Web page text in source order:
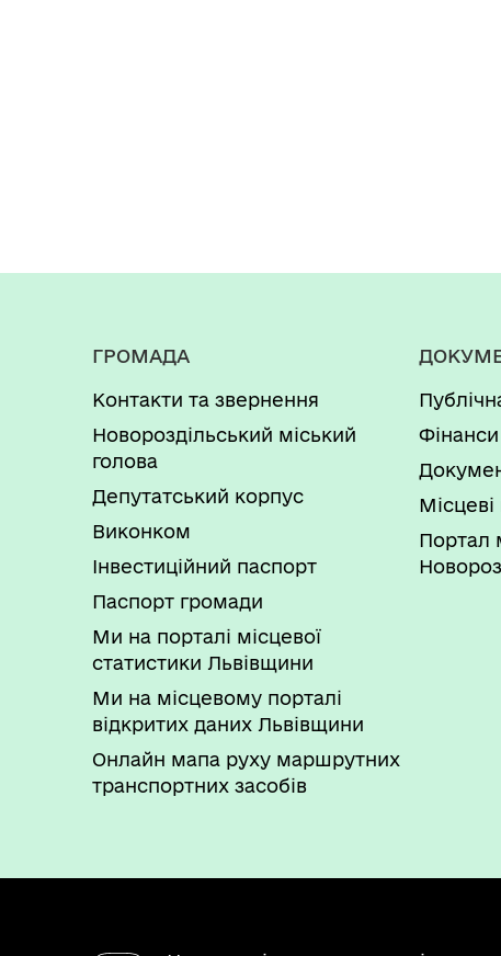
ГРОМАДА
Контакти та звернення
Новороздільський міський
голова
Депутатський корпус
Виконком
Інвестиційний паспорт
Паспорт громади
Ми на порталі місцевої
статистики Львівщини
Ми на місцевому порталі
відкритих даних Львівщини
Онлайн мапа руху маршрутних
транспортних засобів
Фінанси
Портал